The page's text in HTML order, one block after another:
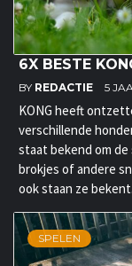
6X BESTE
BY REDACTIE 5
KONG heeft
verschillende
staat bekend om
brokjes of andere
ook staan ze
SPELEN